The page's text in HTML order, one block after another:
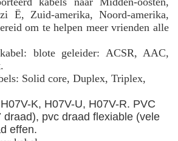
Ë, Zuid-amerika, Noord-amerika,
om te helpen meer vrienden alle
blote geleider: ACSR, AAC,
Solid core, Duplex, Triplex,
K, H07V-U, H07V-R. PVC
draad), pvc draad flexiable (vele
effen.